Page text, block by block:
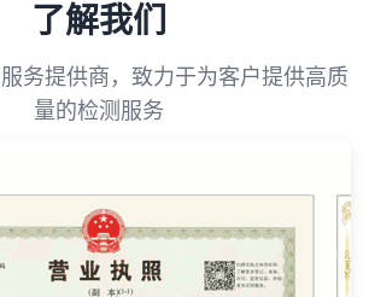
了解我们
务提供商，致力于为客户提供高质
量的检测服务